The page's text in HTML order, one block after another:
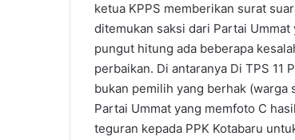
ketua KPPS memberikan surat
ditemukan saksi dari Partai
pungut hitung ada beberapa
perbaikan. Di antaranya Di TPS 11
bukan pemilih yang berhak (warga
Partai Ummat yang memfoto C
teguran kepada PPK Kotabaru